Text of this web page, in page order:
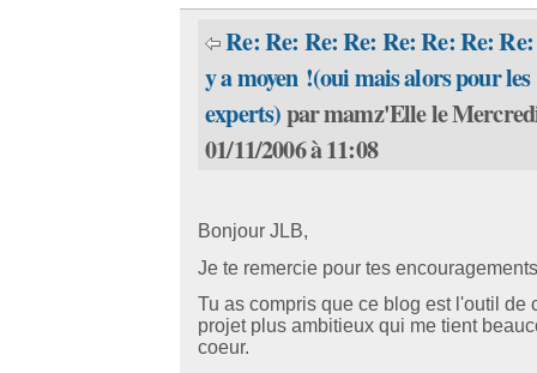
Re: Re: Re: Re: Re: Re: Re:
y a moyen !(oui mais alors pour les
experts)par mamz'Elle le
01/11/2006 à 11:08
Bonjour JLB,
Je te remercie pour tes
Tu as compris que ce blog est l'outil de
projet plus ambitieux qui me tient
coeur.